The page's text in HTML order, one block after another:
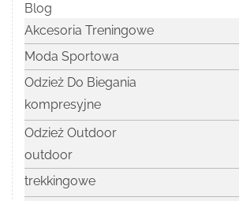
Blog
Akcesoria Treningowe
Moda Sportowa
Odzież Do Biegania
kompresyjne
Odzież Outdoor
outdoor
trekkingowe